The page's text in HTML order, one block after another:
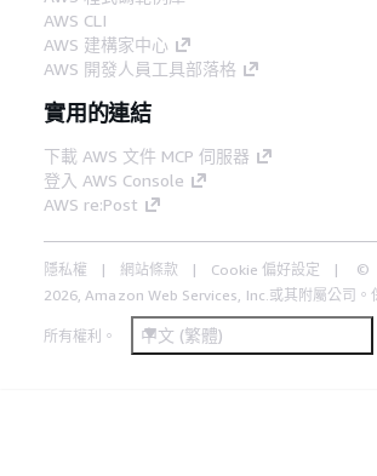
AWS CLI
AWS 建構家中心
AWS 開發人員工具部落格
實用的連結
下載 AWS 文件 MCP 伺服器
登入 AWS Console
AWS re:Post
隱私權 網站條款 Cookie 偏好設定
©
2026, Amazon Web Services, Inc.或其附屬公司。
所有權利。 中文 (繁體)